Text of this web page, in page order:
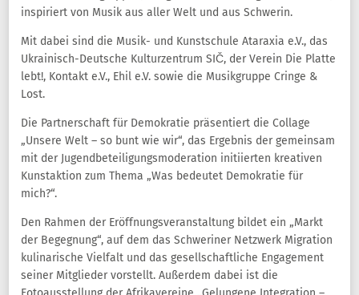
inspiriert von Musik aus aller Welt und aus Schwerin.
Mit dabei sind die Musik- und Kunstschule Ataraxia e.V., das
Ukrainisch-Deutsche Kulturzentrum SIČ, der Verein Die Platte
lebt!, Kontakt e.V., Ehil e.V. sowie die Musikgruppe Cringe &
Lost.
Die Partnerschaft für Demokratie präsentiert die Collage
„Unsere Welt – so bunt wie wir“, das Ergebnis der gemeinsam
mit der Jugendbeteiligungsmoderation initiierten kreativen
Kunstaktion zum Thema „Was bedeutet Demokratie für
mich?“.
Den Rahmen der Eröffnungsveranstaltung bildet ein „Markt
der Begegnung“, auf dem das Schweriner Netzwerk Migration
kulinarische Vielfalt und das gesellschaftliche Engagement
seiner Mitglieder vorstellt. Außerdem dabei ist die